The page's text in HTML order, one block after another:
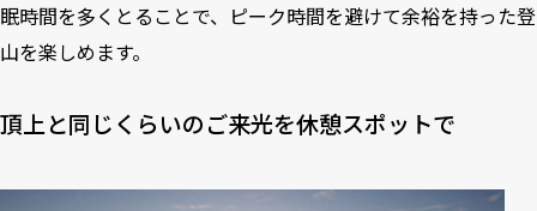
眠時間を多くとることで、ピーク時間を避けて余裕を持った登
山を楽しめます。
頂上と同じくらいのご来光を休憩スポットで